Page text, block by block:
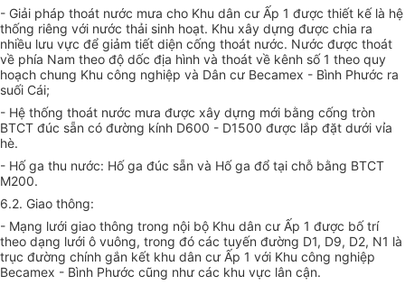
- Giải pháp thoát nước mưa cho Khu dân cư Ấp 1 được thiết kế là hệ
thống riêng với nước thải sinh hoạt. Khu xây dựng được chia ra
nhiều lưu vực để giảm tiết diện cống thoát nước. Nước được thoát
về phía Nam theo độ dốc địa hình và thoát về kênh số 1 theo quy
hoạch chung Khu công nghiệp và Dân cư Becamex - Bình Phước ra
suối Cái;
- Hệ thống thoát nước mưa được xây dựng mới bằng cống tròn
BTCT đúc sẵn có đường kính D600 - D1500 được lắp đặt dưới vỉa
hè.
- Hố ga thu nước: Hố ga đúc sẵn và Hố ga đổ tại chỗ bằng BTCT
M200.
6.2. Giao thông:
- Mạng lưới giao thông trong nội bộ Khu dân cư Ấp 1 được bố trí
theo dạng lưới ô vuông, trong đó các tuyến đường D1, D9, D2, N1 là
trục đường chính gắn kết khu dân cư Ấp 1 với Khu công nghiệp
Becamex - Bình Phước cũng như các khu vực lân cận.